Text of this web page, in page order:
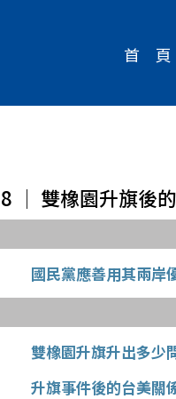
首 頁
│ 雙橡園升旗後
國民黨應善用其兩岸
雙橡園升旗升出多少
升旗事件後的台美關